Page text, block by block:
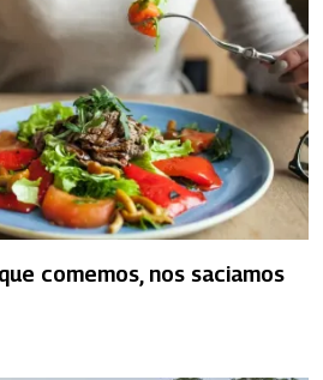
comemos, nos saciamos